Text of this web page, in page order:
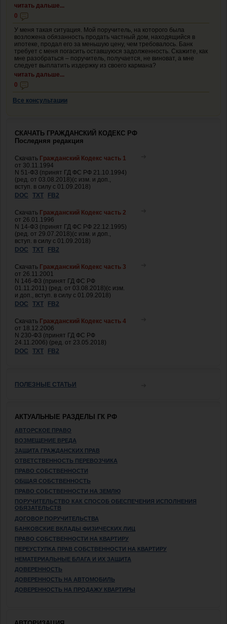
читать дальше...
0
У меня такая ситуация. Мой поручитель, на которого была
возложена обязанность продать частный дом, находящийся в
ипотеке, продал его за меньшую цену, чем требовалось. Банк
требует с меня погасить оставшуюся задолженность. Скажите, как
мне разобраться – поручитель, получается, не виноват, а мне
следует выплатить издержку из своего кармана?
читать дальше...
0
Все консультации
СКАЧАТЬ ГРАЖДАНСКИЙ КОДЕКС РФ
Последняя редакция
Скачать Гражданский Кодекс часть 1
от 30.11.1994
N 51-ФЗ (принят ГД ФС РФ 21.10.1994)
(ред. от 03.08.2018)(с изм. и доп.,
вступ. в силу с 01.09.2018)
DOC
TXT FB2
Скачать Гражданский Кодекс часть 2
от 26.01.1996
N 14-ФЗ (принят ГД ФС РФ 22.12.1995)
(ред. от 29.07.2018)(с изм. и доп.,
вступ. в силу с 01.09.2018)
DOC
TXT FB2
Скачать Гражданский Кодекс часть 3
от 26.11.2001
N 146-ФЗ (принят ГД ФС РФ
01.11.2011) (ред. от 03.08.2018)(с изм.
и доп., вступ. в силу с 01.09.2018)
DOC
TXT FB2
Скачать Гражданский Кодекс часть 4
от 18.12.2006
N 230-ФЗ (принят ГД ФС РФ
24.11.2006) (ред. от 23.05.2018)
DOC
TXT FB2
ПОЛЕЗНЫЕ СТАТЬИ
АКТУАЛЬНЫЕ РАЗДЕЛЫ ГК РФ
АВТОРСКОЕ ПРАВО
ВОЗМЕЩЕНИЕ ВРЕДА
ЗАЩИТА ГРАЖДАНСКИХ ПРАВ
ОТВЕТСТВЕННОСТЬ ПЕРЕВОЗЧИКА
ПРАВО СОБСТВЕННОСТИ
ОБЩАЯ СОБСТВЕННОСТЬ
ПРАВО СОБСТВЕННОСТИ НА ЗЕМЛЮ
ПОРУЧИТЕЛЬСТВО КАК СПОСОБ ОБЕСПЕЧЕНИЯ ИСПОЛНЕНИЯ
ОБЯЗАТЕЛЬСТВ
ДОГОВОР ПОРУЧИТЕЛЬСТВА
БАНКОВСКИЕ ВКЛАДЫ ФИЗИЧЕСКИХ ЛИЦ
ПРАВО СОБСТВЕННОСТИ НА КВАРТИРУ
ПЕРЕУСТУПКА ПРАВ СОБСТВЕННОСТИ НА КВАРТИРУ
НЕМАТЕРИАЛЬНЫЕ БЛАГА И ИХ ЗАЩИТА
ДОВЕРЕННОСТЬ
ДОВЕРЕННОСТЬ НА АВТОМОБИЛЬ
ДОВЕРЕННОСТЬ НА ПРОДАЖУ КВАРТИРЫ